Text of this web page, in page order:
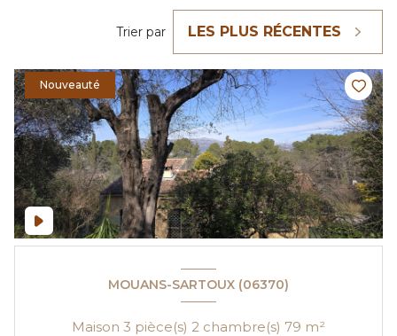
Trier par LES PLUS RÉCENTES
Nouveauté
MOUANS-SARTOUX (06370)
Maison 3 pièce(s) 2 chambre(s) 79 m²